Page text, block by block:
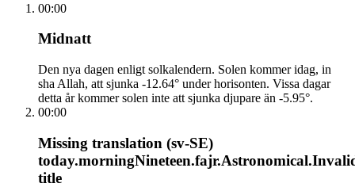
00:00
Midnatt
Den nya dagen enligt solkalendern. Solen kommer idag, in
sha Allah, att sjunka -12.64° under horisonten. Vissa dagar
detta år kommer solen inte att sjunka djupare än -5.95°.
00:00
Missing translation (sv-SE)
title